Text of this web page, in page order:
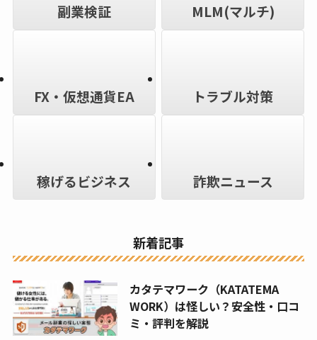
副業検証 MLM(マルチ)
FX・仮想通貨EA トラブル対策
稼げるビジネス 詐欺ニュース
新着記事
カタテマワーク（KATATEMA
WORK）は怪しい？安全性・口コ
ミ・評判を解説